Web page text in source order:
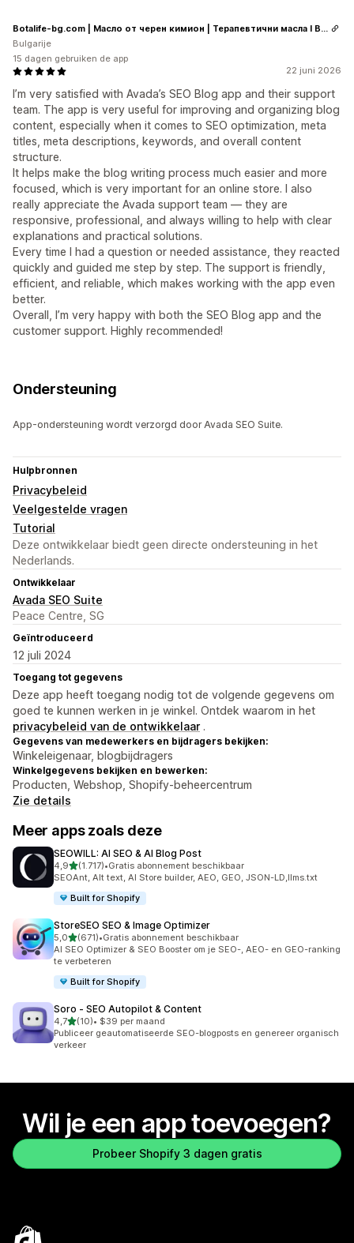
22 juni 2026
I’m very satisfied with Avada’s SEO Blog app and their support
team. The app is very useful for improving and organizing blog
content, especially when it comes to SEO optimization, meta
titles, meta descriptions, keywords, and overall content
structure.
It helps make the blog writing process much easier and more
focused, which is very important for an online store. I also
really appreciate the Avada support team — they are
responsive, professional, and always willing to help with clear
explanations and practical solutions.
Every time I had a question or needed assistance, they reacted
quickly and guided me step by step. The support is friendly,
efficient, and reliable, which makes working with the app even
better.
Overall, I’m very happy with both the SEO Blog app and the
customer support. Highly recommended!
Botalife-bg.com | Масло от черен кимион | Терапевтични масла I Висок клас сертифицирани етерични и растителни масла
Bulgarije
15 dagen gebruiken de app
Ondersteuning
App-ondersteuning wordt verzorgd door Avada SEO Suite.
Hulpbronnen
Privacybeleid
Veelgestelde vragen
Tutorial
Deze ontwikkelaar biedt geen directe ondersteuning in het
Nederlands.
Ontwikkelaar
Avada SEO Suite
Peace Centre, SG
Geïntroduceerd
12 juli 2024
Toegang tot gegevens
Deze app heeft toegang nodig tot de volgende gegevens om
goed te kunnen werken in je winkel. Ontdek waarom in het
privacybeleid van de ontwikkelaar .
Gegevens van medewerkers en bijdragers bekijken:
Winkeleigenaar, blogbijdragers
Winkelgegevens bekijken en bewerken:
Producten, Webshop, Shopify-beheercentrum
Zie details
Meer apps zoals deze
SEOWILL: AI SEO & AI Blog Post
4,9van 5 sterren
(1.717)
1717 recensies in totaal
•Gratis abonnement beschikbaar
SEOAnt, Alt text, AI Store builder, AEO, GEO, JSON-LD,llms.txt
Built for Shopify
StoreSEO SEO & Image Optimizer
5,0van 5 sterren
(671)
671 recensies in totaal
•Gratis abonnement beschikbaar
AI SEO Optimizer & SEO Booster om je SEO-, AEO- en GEO-ranking
te verbeteren
Built for Shopify
Soro ‑ SEO Autopilot & Content
4,7van 5 sterren
(10)
10 recensies in totaal
• $39 per maand
Publiceer geautomatiseerde SEO-blogposts en genereer organisch
verkeer
Wil je een app toevoegen?
Probeer Shopify 3 dagen gratis